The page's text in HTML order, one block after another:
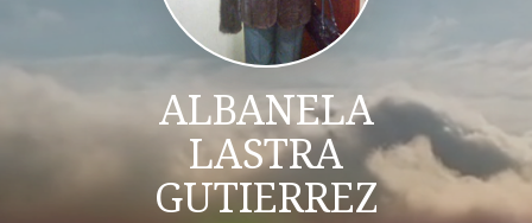
ALBANELA
LASTRA
GUTIERREZ